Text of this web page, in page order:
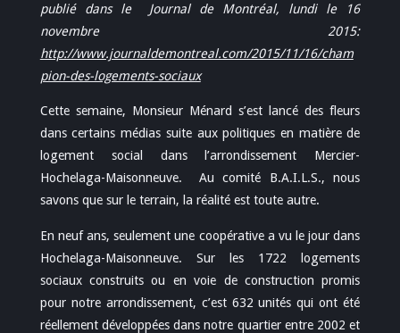
publié dans le Journal de Montréal, lundi le 16
novembre 2015:
http://www.journaldemontreal.com/2015/11/16/cham
pion-des-logements-sociaux
Cette semaine, Monsieur Ménard s’est lancé des fleurs
dans certains médias suite aux politiques en matière de
logement social dans l’arrondissement Mercier-
Hochelaga-Maisonneuve. Au comité B.A.I.L.S., nous
savons que sur le terrain, la réalité est toute autre.
En neuf ans, seulement une coopérative a vu le jour dans
Hochelaga-Maisonneuve. Sur les 1722 logements
sociaux construits ou en voie de construction promis
pour notre arrondissement, c’est 632 unités qui ont été
réellement développées dans notre quartier entre 2002 et